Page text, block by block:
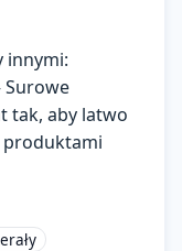
innymi:
Surowe
tak, aby latwo
produktami